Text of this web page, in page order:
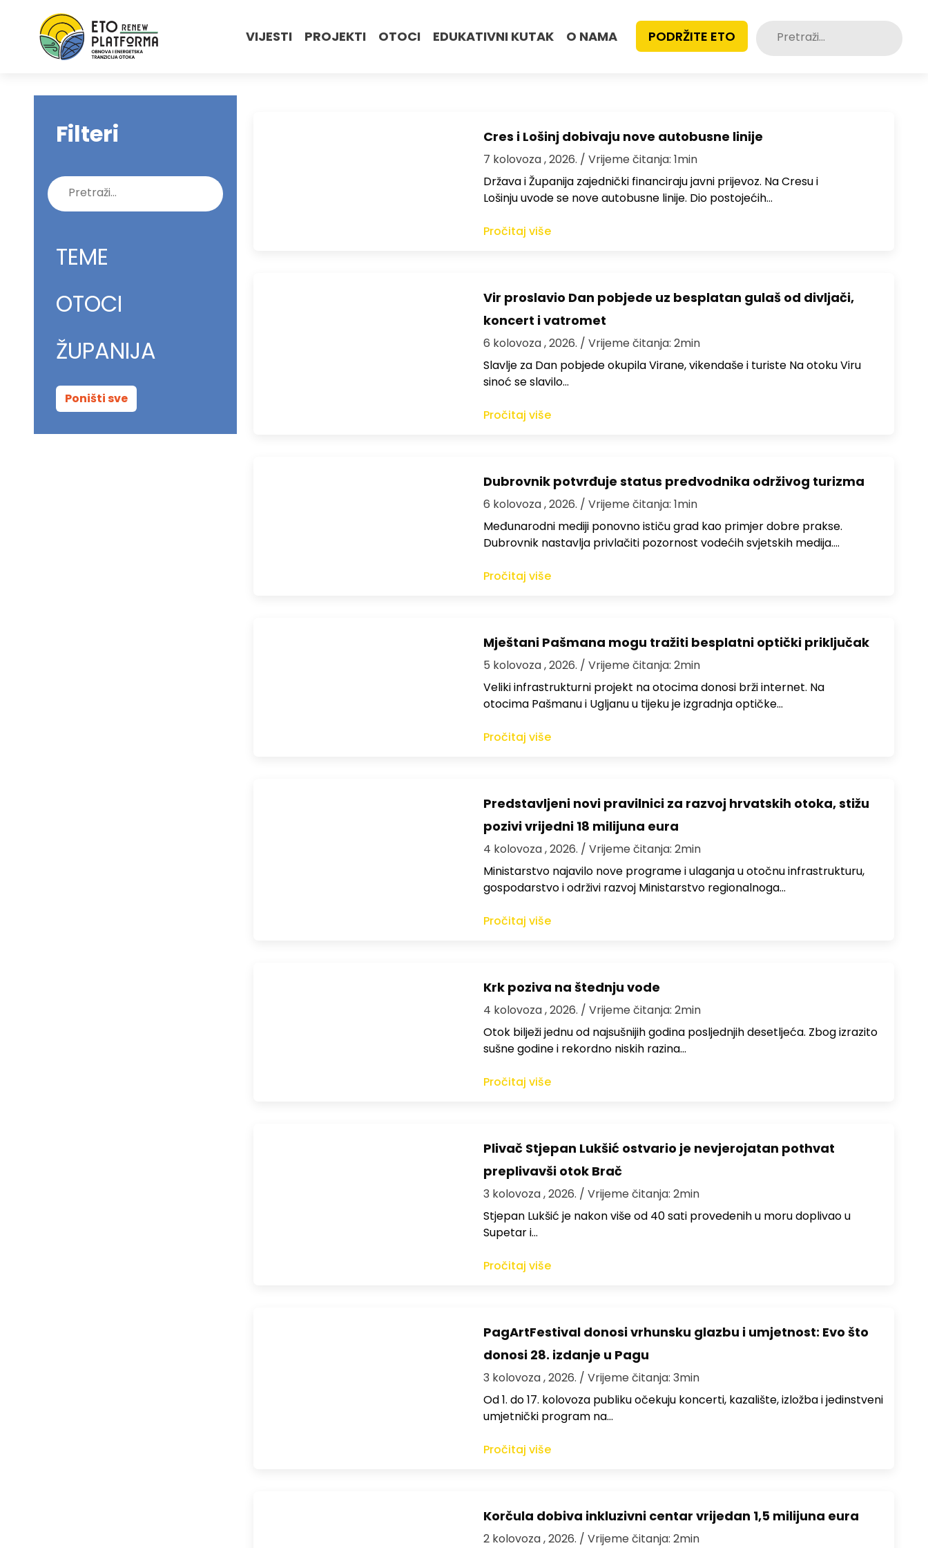
VIJESTI PROJEKTI OTOCI EDUKATIVNI KUTAK O NAMA PODRŽITE ETO Pretraži:
Filteri
Pretraži:
TEME
OTOCI
ŽUPANIJA
Poništi sve
Cres i Lošinj dobivaju nove autobusne linije
7 kolovoza , 2026. / Vrijeme čitanja: 1min
Država i Županija zajednički financiraju javni prijevoz. Na Cresu i
Lošinju uvode se nove autobusne linije. Dio postojećih…
Pročitaj više
Vir proslavio Dan pobjede uz besplatan gulaš od divljači,
koncert i vatromet
6 kolovoza , 2026. / Vrijeme čitanja: 2min
Slavlje za Dan pobjede okupila Virane, vikendaše i turiste Na otoku Viru
sinoć se slavilo…
Pročitaj više
Dubrovnik potvrđuje status predvodnika održivog turizma
6 kolovoza , 2026. / Vrijeme čitanja: 1min
Međunarodni mediji ponovno ističu grad kao primjer dobre prakse.
Dubrovnik nastavlja privlačiti pozornost vodećih svjetskih medija.…
Pročitaj više
Mještani Pašmana mogu tražiti besplatni optički priključak
5 kolovoza , 2026. / Vrijeme čitanja: 2min
Veliki infrastrukturni projekt na otocima donosi brži internet. Na
otocima Pašmanu i Ugljanu u tijeku je izgradnja optičke…
Pročitaj više
Predstavljeni novi pravilnici za razvoj hrvatskih otoka, stižu
pozivi vrijedni 18 milijuna eura
4 kolovoza , 2026. / Vrijeme čitanja: 2min
Ministarstvo najavilo nove programe i ulaganja u otočnu infrastrukturu,
gospodarstvo i održivi razvoj Ministarstvo regionalnoga…
Pročitaj više
Krk poziva na štednju vode
4 kolovoza , 2026. / Vrijeme čitanja: 2min
Otok bilježi jednu od najsušnijih godina posljednjih desetljeća. Zbog izrazito
sušne godine i rekordno niskih razina…
Pročitaj više
Plivač Stjepan Lukšić ostvario je nevjerojatan pothvat
preplivavši otok Brač
3 kolovoza , 2026. / Vrijeme čitanja: 2min
St​jepan Lukšić je nakon više od 40 sati provedenih u moru doplivao u
Supetar i…
Pročitaj više
PagArtFestival donosi vrhunsku glazbu i umjetnost: Evo što
donosi 28. izdanje u Pagu
3 kolovoza , 2026. / Vrijeme čitanja: 3min
Od 1. do 17. kolovoza publiku očekuju koncerti, kazalište, izložba i jedinstveni
umjetnički program na…
Pročitaj više
Korčula dobiva inkluzivni centar vrijedan 1,5 milijuna eura
2 kolovoza , 2026. / Vrijeme čitanja: 2min